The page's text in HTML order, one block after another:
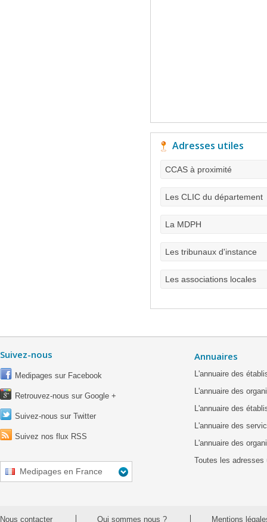
Adresses utiles
CCAS à proximité
Les CLIC du département
La MDPH
Les tribunaux d'instance
Les associations locales
Suivez-nous
Medipages sur Facebook
Retrouvez-nous sur Google +
Suivez-nous sur Twitter
Suivez nos flux RSS
Medipages en France
Annuaires
L'annuaire des
L'annuaire des
L'annuaire des
L'annuaire des
L'annuaire des
Toutes les adresses
Nous contacter Qui sommes nous ? Mentions